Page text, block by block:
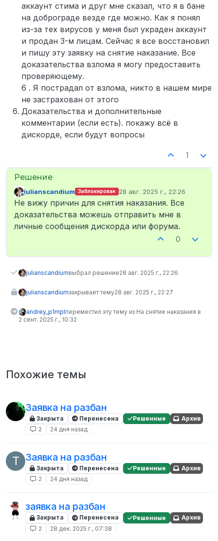
аккаунт стима и друг мне сказал, что я в бане
на доброграде везде где можно. Как я понял
из-за тех вирусов у меня был украден аккаунт
и продан 3-м лицам. Сейчас я все восстановил
и пишу эту заявку на снятие наказание. Все
доказательства взлома я могу предоставить
проверяющему.
6 . Я пострадал от взлома, никто в нашем мире
не застрахован от этого
Доказательства и дополнительные
комментарии (если есть). покажу всё в
дискорде, если будут вопросы
1
Не в сети
julianscandium Заблокирован 28 авг. 2025 г., 22:26
отредактировано
Не вижу причин для снятия наказания. Все
доказательства можешь отправить мне в
личные сообщения дискорда или форума.
0
julianscandiumвыбрал решение28 авг. 2025 г., 22:26
julianscandiumзакрывает тему28 авг. 2025 г., 22:27
andrey_p1mplпереместил эту тему из На снятие наказания в
2 сент. 2025 г., 10:32
Похожие темы
Заявка на разбан
Закрыта Перенесена Решенные
Архив
2
24 дня назад
T Заявка на разбан
Закрыта Перенесена Решенные
Архив
2
24 дня назад
заявка на разбан
Закрыта Перенесена Решенные
Архив
2
28 дек. 2025 г., 07:38